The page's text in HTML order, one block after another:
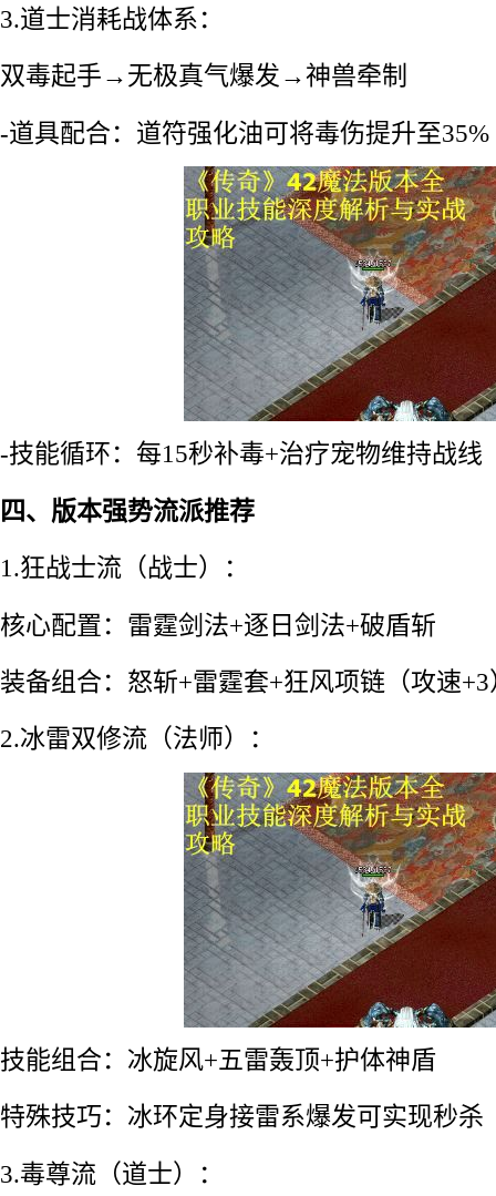
3.道士消耗战体系：
双毒起手→无极真气爆发→神兽牵制
-道具配合：道符强化油可将毒伤提升至35%
-技能循环：每15秒补毒+治疗宠物维持战线
四、版本强势流派推荐
1.狂战士流（战士）：
核心配置：雷霆剑法+逐日剑法+破盾斩
装备组合：怒斩+雷霆套+狂风项链（攻速+3
2.冰雷双修流（法师）：
技能组合：冰旋风+五雷轰顶+护体神盾
特殊技巧：冰环定身接雷系爆发可实现秒杀
3.毒尊流（道士）：